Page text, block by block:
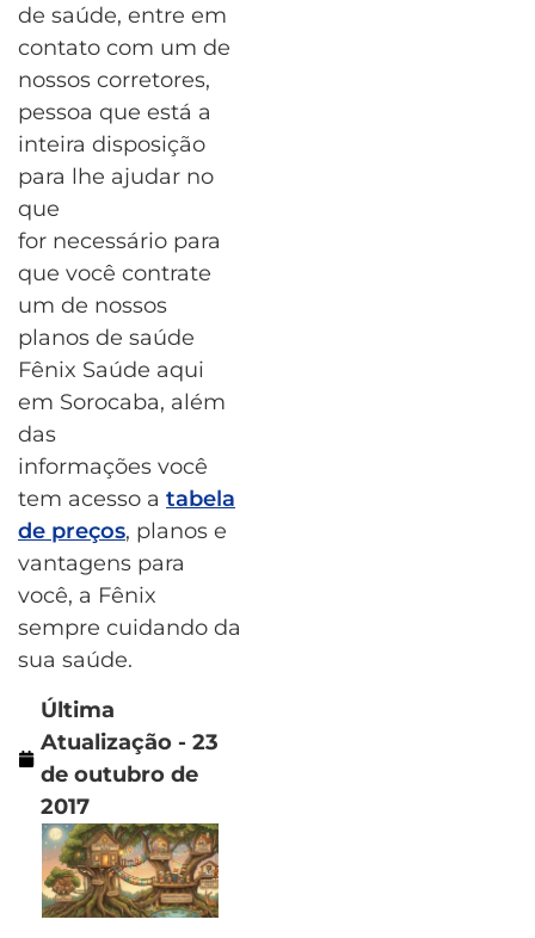
de saúde, entre em
contato com um de
nossos corretores,
pessoa que está a
inteira disposição
para lhe ajudar no
que
for necessário para
que você contrate
um de nossos
planos de saúde
Fênix Saúde aqui
em Sorocaba, além
das
informações você
tem acesso a tabela
de preços, planos e
vantagens para
você, a Fênix
sempre cuidando da
sua saúde.
Última
Atualização - 23
de outubro de
2017